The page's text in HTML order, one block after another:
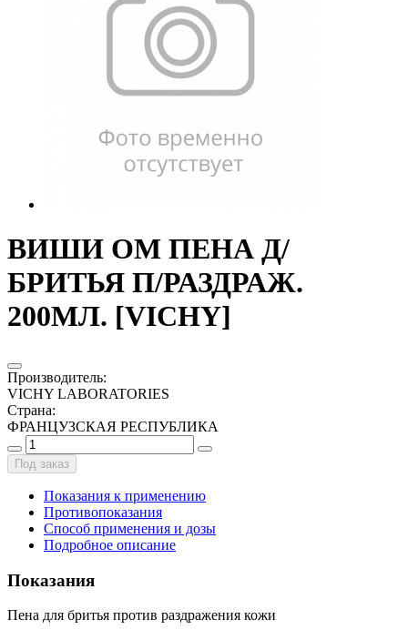
ВИШИ ОМ ПЕНА Д/
БРИТЬЯ П/РАЗДРАЖ.
200МЛ. [VICHY]
Производитель:
VICHY LABORATORIES
Страна:
ФРАНЦУЗСКАЯ РЕСПУБЛИКА
Под заказ
Показания к применению
Противопоказания
Способ применения и дозы
Подробное описание
Показания
Пена для бритья против раздражения кожи